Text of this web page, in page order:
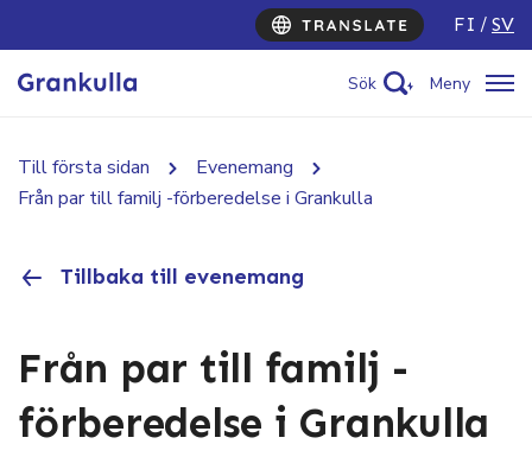
FI SV
Sök Meny
Till första sidan
Evenemang
Från par till familj -förberedelse i Grankulla
Tillbaka till evenemang
Från par till familj -
förberedelse i Grankulla